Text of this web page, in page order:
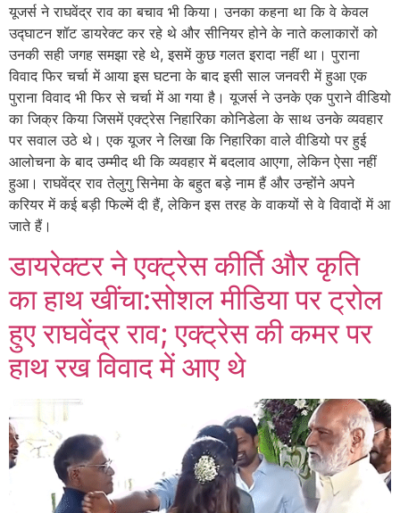
यूजर्स ने राघवेंद्र राव का बचाव भी किया। उनका कहना था कि वे केवल
उद्घाटन शॉट डायरेक्ट कर रहे थे और सीनियर होने के नाते कलाकारों को
उनकी सही जगह समझा रहे थे, इसमें कुछ गलत इरादा नहीं था। पुराना
विवाद फिर चर्चा में आया इस घटना के बाद इसी साल जनवरी में हुआ एक
पुराना विवाद भी फिर से चर्चा में आ गया है। यूजर्स ने उनके एक पुराने वीडियो
का जिक्र किया जिसमें एक्ट्रेस निहारिका कोनिडेला के साथ उनके व्यवहार
पर सवाल उठे थे। एक यूजर ने लिखा कि निहारिका वाले वीडियो पर हुई
आलोचना के बाद उम्मीद थी कि व्यवहार में बदलाव आएगा, लेकिन ऐसा नहीं
हुआ। राघवेंद्र राव तेलुगु सिनेमा के बहुत बड़े नाम हैं और उन्होंने अपने
करियर में कई बड़ी फिल्में दी हैं, लेकिन इस तरह के वाकयों से वे विवादों में आ
जाते हैं।
डायरेक्टर ने एक्ट्रेस कीर्ति और कृति
का हाथ खींचा:सोशल मीडिया पर ट्रोल
हुए राघवेंद्र राव; एक्ट्रेस की कमर पर
हाथ रख विवाद में आए थे